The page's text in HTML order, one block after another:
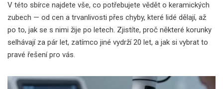
V této sbírce najdete vše, co potřebujete vědět o keramických
zubech — od cen a trvanlivosti přes chyby, které lidé dělají, až
po to, jak se s nimi žije po letech. Zjistíte, proč některé korunky
selhávají za pár let, zatímco jiné vydrží 20 let, a jak si vybrat to
pravé řešení pro vás.